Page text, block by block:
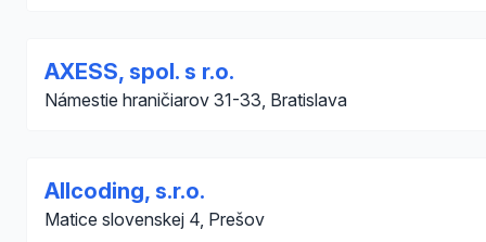
AXESS, spol. s r.o.
Námestie hraničiarov 31-33, Bratislava
Allcoding, s.r.o.
Matice slovenskej 4, Prešov